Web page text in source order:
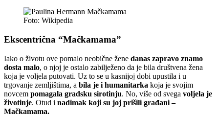
Foto: Wikipedia
Ekscentrična “Mačkamama”
Iako o životu ove pomalo neobične žene danas zapravo znamo
dosta malo, o njoj je ostalo zabilježeno da je bila društvena žena
koja je voljela putovati. Uz to se u kasnijoj dobi upustila i u
trgovanje zemljištima, a bila je i humanitarka koja je svojim
novcem pomagala gradsku sirotinju. No, više od svega voljela je
životinje. Otud i nadimak koji su joj prišili građani –
Mačkamama.